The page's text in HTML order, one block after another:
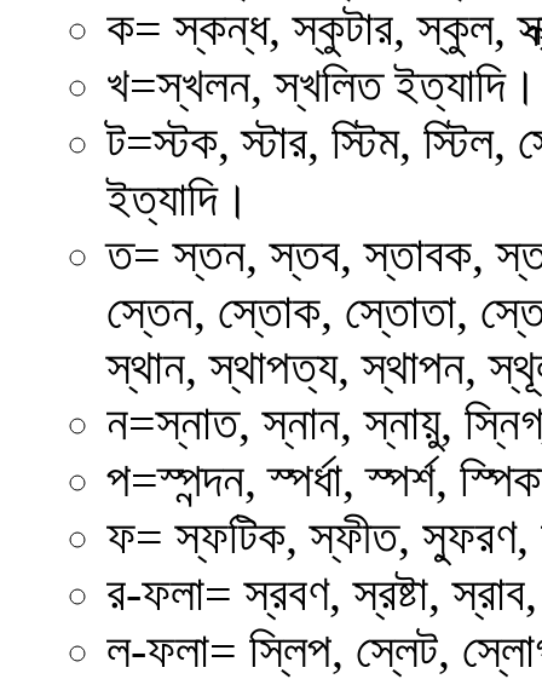
ক= স্কন্ধ, স্কুটার, স্কুল,
খ=স্খলন, স্খলিত ইত্যাদি।
ট=স্টক, স্টার, স্টিম, স্টিল,
ইত্যাদি।
ত= স্তন, স্তব, স্তাবক,
স্তেন, স্তোক, স্তোতা,
স্থান, স্থাপত্য, স্থাপন,
ন=স্নাত, স্নান, স্নায়ু,
প=স্পন্দন, স্পর্ধা, স্পর্শ,
ফ= স্ফটিক, স্ফীত, স্ফুরণ,
র-ফলা= স্রবণ, স্রষ্টা,
ল-ফলা= স্লিপ, স্লেট,